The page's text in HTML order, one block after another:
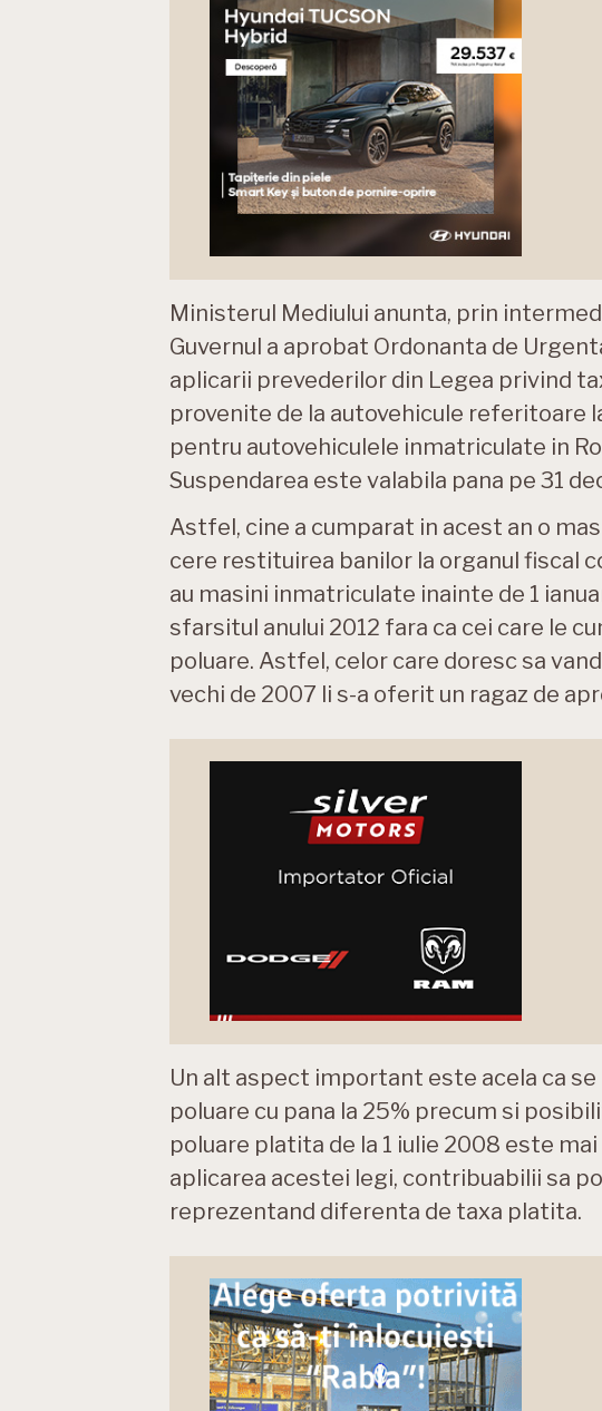
Ministerul Mediului anunta, prin
Guvernul a aprobat Ordonanta de
aplicarii prevederilor din Legea privind
provenite de la autovehicule referitoare
pentru autovehiculele inmatriculate in
Suspendarea este valabila pana pe 31
Astfel, cine a cumparat in acest an o
cere restituirea banilor la organul fiscal
au masini inmatriculate inainte de 1
sfarsitul anului 2012 fara ca cei care le
poluare. Astfel, celor care doresc sa
vechi de 2007 li s-a oferit un ragaz de
Un alt aspect important este acela ca
poluare cu pana la 25% precum si
poluare platita de la 1 iulie 2008 este
aplicarea acestei legi, contribuabilii sa
reprezentand diferenta de taxa platita.